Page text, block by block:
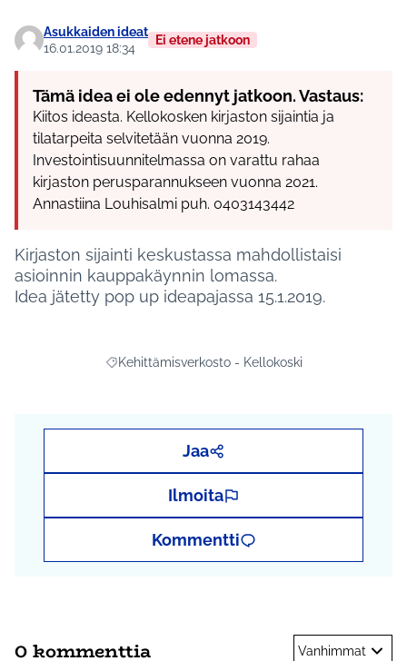
Asukkaiden ideat
16.01.2019 18:34
Ei etene jatkoon
Tämä idea ei ole edennyt jatkoon. Vastaus:
Kiitos ideasta. Kellokosken kirjaston sijaintia ja
tilatarpeita selvitetään vuonna 2019.
Investointisuunnitelmassa on varattu rahaa
kirjaston perusparannukseen vuonna 2021.
Annastiina Louhisalmi puh. 0403143442
Kirjaston sijainti keskustassa mahdollistaisi
asioinnin kauppakäynnin lomassa.
Idea jätetty pop up ideapajassa 15.1.2019.
Rajaa tulokset aihepiirin mukaan:
Kehittämisverkosto - Kellokoski
Jaa
Ilmoita
Kommentti
0 kommenttia Vanhimmat